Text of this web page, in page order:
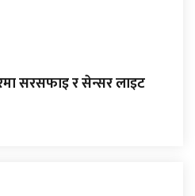
सरसफाइ र सेन्सर लाइट